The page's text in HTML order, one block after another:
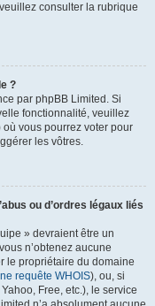
consulter la rubrique
?
par phpBB Limited. Si
fonctionnalité, veuillez
vous pourrez voter pour
les vôtres.
ou d’ordres légaux liés
» devraient être un
n’obtenez aucune
le propriétaire du domaine
requête WHOIS), ou, si
Free, etc.), le service